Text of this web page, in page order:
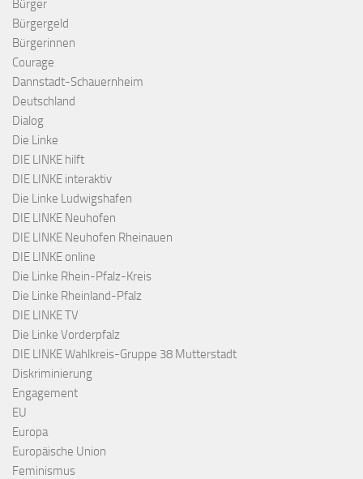
Bürger
Bürgergeld
Bürgerinnen
Courage
Dannstadt-Schauernheim
Deutschland
Dialog
Die Linke
DIE LINKE hilft
DIE LINKE interaktiv
Die Linke Ludwigshafen
DIE LINKE Neuhofen
DIE LINKE Neuhofen Rheinauen
DIE LINKE online
Die Linke Rhein-Pfalz-Kreis
Die Linke Rheinland-Pfalz
DIE LINKE TV
Die Linke Vorderpfalz
DIE LINKE Wahlkreis-Gruppe 38 Mutterstadt
Diskriminierung
Engagement
EU
Europa
Europäische Union
Feminismus